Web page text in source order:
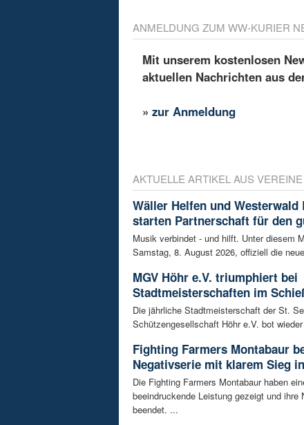
ANMELDUNG ZUM WW-KURIER
Mit unserem kostenlosen
aktuellen Nachrichten aus
»zur Anmeldung
AKTUELLE ARTIKEL AUS VEREINE
Wäller Helfen und Westerwald
starten Partnerschaft für den
Musik verbindet - und hilft. Unter diesem
Samstag, 8. August 2026, offiziell die
MGV Höhr e.V. triumphiert bei
Stadtmeisterschaften im
Die jährliche Stadtmeisterschaft der St.
Schützengesellschaft Höhr e.V. bot
Fighting Farmers Montabaur
Negativserie mit klarem Sieg
Die Fighting Farmers Montabaur haben
beeindruckende Leistung gezeigt und ihre
beendet. ...